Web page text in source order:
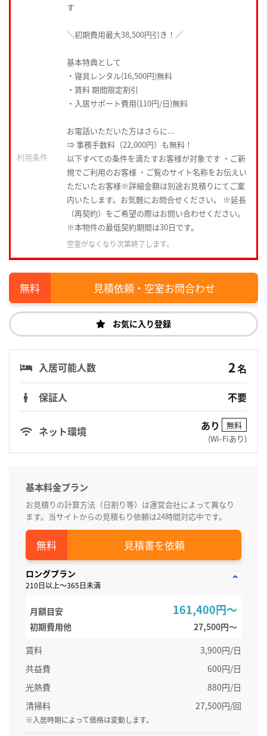
す
＼初期費用最大38,500円引き！／
基本特典として
・寝具レンタル(16,500円)無料
・賃料 期間限定割引
・入居サポート費用(110円/日)無料
お電話いただいた方はさらに...
⇒ 事務手数料（22,000円）も無料！
利用条件
以下すべての条件を満たすお客様が対象です ・ご新
規でご利用のお客様 ・ご覧のサイト名称をお伝えい
ただいたお客様※詳細金額は別途お見積りにてご案
内いたします。お気軽にお問合せください。 ※延長
（再契約）をご希望の際はお問い合わせください。
※本物件の最低契約期間は30日です。
空室がなくなり次第終了します。
見積依頼・空室お問合わせ
お気に入り登録
入居可能人数 2名
保証人
不要
ネット環境 あり
無料
(Wi-Fiあり)
基本料金プラン
お見積りの計算方法（日割り等）は運営会社によって異なり
ます。当サイトからの見積もり依頼は24時間対応中です。
見積書を依頼
ロングプラン
210日以上～365日未満
月額目安 161,400円～
初期費用他
27,500円〜
賃料
3,900円/日
共益費
600円/日
光熱費
880円/日
清掃料
27,500円/回
※入居時期によって価格は変動します。